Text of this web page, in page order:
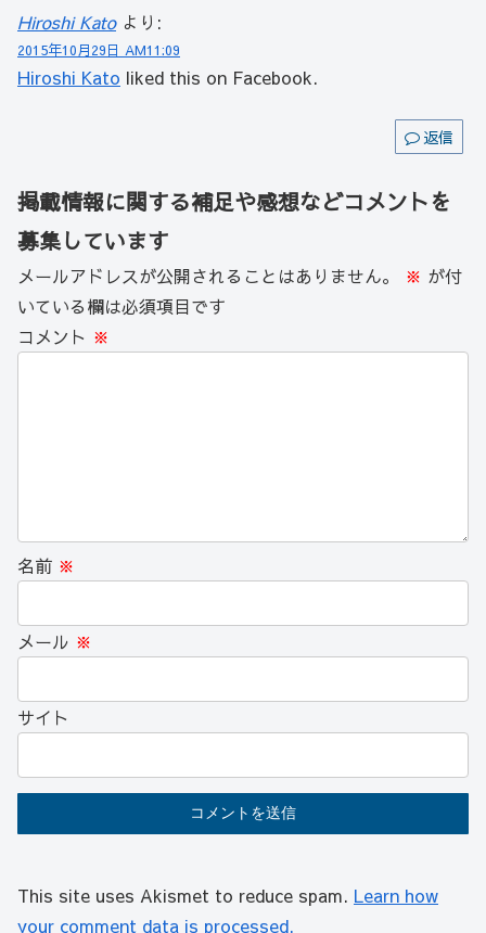
Hiroshi Kato より:
2015年10月29日 AM11:09
Hiroshi Kato liked this on Facebook.
返信
掲載情報に関する補足や感想などコメントを
募集しています
メールアドレスが公開されることはありません。 ※ が付
いている欄は必須項目です
コメント ※
名前 ※
メール ※
サイト
This site uses Akismet to reduce spam. Learn how
your comment data is processed.